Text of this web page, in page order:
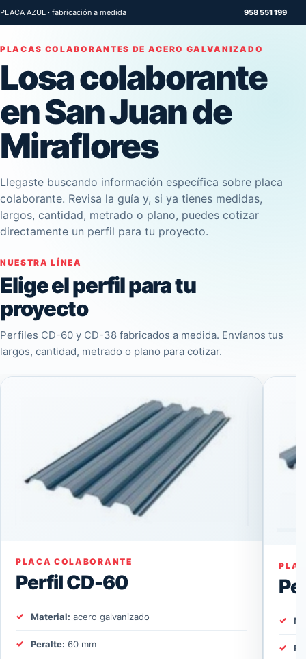
PLACA AZUL · fabricación a medida 958 551 199
PLACAS COLABORANTES DE ACERO GALVANIZADO
Losa colaborante
en San Juan de
Miraflores
Llegaste buscando información específica sobre placa
colaborante. Revisa la guía y, si ya tienes medidas,
largos, cantidad, metrado o plano, puedes cotizar
directamente un perfil para tu proyecto.
NUESTRA LÍNEA
Elige el perfil para tu
proyecto
Perfiles CD-60 y CD-38 fabricados a medida. Envíanos tus
largos, cantidad, metrado o plano para cotizar.
PLACA COLABORANTE
Perfil CD-60
Material: acero galvanizado
Peralte: 60 mm